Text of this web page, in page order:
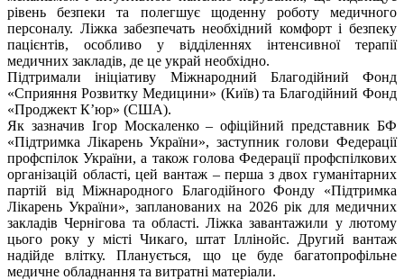
рівень безпеки та полегшує щоденну роботу медичного
персоналу. Ліжка забезпечать необхідний комфорт і безпеку
пацієнтів, особливо у відділеннях інтенсивної терапії
медичних закладів, де це украй необхідно.
Підтримали ініціативу Міжнародний Благодійний Фонд
«Сприяння Розвитку Медицини» (Київ) та Благодійний Фонд
«Проджект К’юр» (США).
Як зазначив Ігор Москаленко – офіційний представник БФ
«Підтримка Лікарень України», заступник голови Федерації
профспілок України, а також голова Федерації профспілкових
організацій області, цей вантаж – перша з двох гуманітарних
партій від Міжнародного Благодійного Фонду «Підтримка
Лікарень України», запланованих на 2026 рік для медичних
закладів Чернігова та області. Ліжка завантажили у лютому
цього року у місті Чикаго, штат Іллінойс. Другий вантаж
надійде влітку. Планується, що це буде багатопрофільне
медичне обладнання та витратні матеріали.